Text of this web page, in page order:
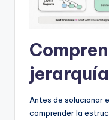
d
Antes de solucionar
comprender la